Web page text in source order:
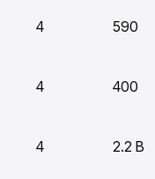
4 590
4 400
4 2.2 Вт